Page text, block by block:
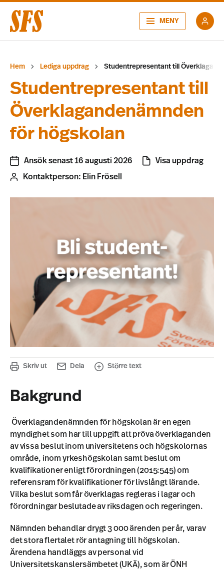
MENY
Hem Lediga uppdrag Studentrepresentant till
Studentrepresentant till
Överklagandenämnden
för högskolan
Ansök senast 16 augusti 2026
Visa uppdrag
Kontaktperson: Elin Frösell
Skriv ut Dela Större text
Bakgrund
Överklagandenämnden för högskolan är en egen
myndighet som har till uppgift att pröva överklaganden
av vissa beslut inom universitetens och högskolornas
område, inom yrkeshögskolan samt beslut om
kvalifikationer enligt förordningen (2015:545) om
referensram för kvalifikationer för livslångt lärande.
Vilka beslut som får överklagas regleras i lagar och
förordningar beslutade av riksdagen och regeringen.
Nämnden behandlar drygt 3 000 ärenden per år, varav
det stora flertalet rör antagning till högskolan.
Ärendena handläggs av personal vid
Universitetskanslersämbetet (UKÄ), som är ÖNH